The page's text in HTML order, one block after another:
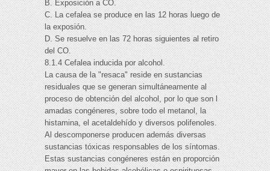
B. Exposición a CO.
C. La cefalea se produce en las 12 horas luego de
la exposión.
D. Se resuelve en las 72 horas siguientes al retiro
del CO.
8.1.4 Cefalea inducida por alcohol.
La causa de la "resaca" reside en sustancias
residuales que se generan simultáneamente al
proceso de obtención del alcohol, por lo que son l
amadas congéneres, sobre todo el metanol, la
histamina, el acetaldehído y diversos polifenoles.
Al descomponerse producen además diversas
sustancias tóxicas responsables de los síntomas.
Estas sustancias congéneres están en proporción